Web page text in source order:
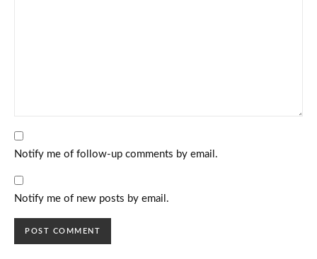
Notify me of follow-up comments by email.
Notify me of new posts by email.